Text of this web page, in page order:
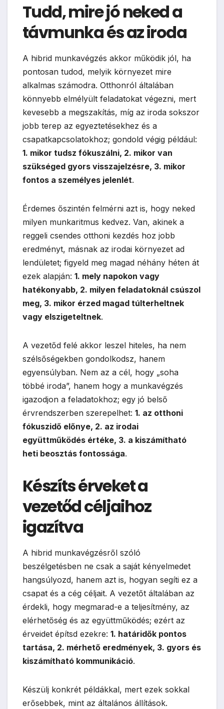
Tudd, mire jó neked a
távmunka és az iroda
A hibrid munkavégzés akkor működik jól, ha
pontosan tudod, melyik környezet mire
alkalmas számodra. Otthonról általában
könnyebb elmélyült feladatokat végezni, mert
kevesebb a megszakítás, míg az iroda sokszor
jobb terep az egyeztetésekhez és a
csapatkapcsolatokhoz; gondold végig például:
1. mikor tudsz fókuszálni, 2. mikor van
szükséged gyors visszajelzésre, 3. mikor
fontos a személyes jelenlét.
Érdemes őszintén felmérni azt is, hogy neked
milyen munkaritmus kedvez. Van, akinek a
reggeli csendes otthoni kezdés hoz jobb
eredményt, másnak az irodai környezet ad
lendületet; figyeld meg magad néhány héten át
ezek alapján: 1. mely napokon vagy
hatékonyabb, 2. milyen feladatoknál csúszol
meg, 3. mikor érzed magad túlterheltnek
vagy elszigeteltnek.
A vezetőd felé akkor leszel hiteles, ha nem
szélsőségekben gondolkodsz, hanem
egyensúlyban. Nem az a cél, hogy „soha
többé iroda”, hanem hogy a munkavégzés
igazodjon a feladatokhoz; egy jó belső
érvrendszerben szerepelhet: 1. az otthoni
fókuszidő előnye, 2. az irodai
együttműködés értéke, 3. a kiszámítható
heti beosztás fontossága.
Készíts érveket a
vezetőd céljaihoz
igazítva
A hibrid munkavégzésről szóló
beszélgetésben ne csak a saját kényelmedet
hangsúlyozd, hanem azt is, hogyan segíti ez a
csapat és a cég céljait. A vezetőt általában az
érdekli, hogy megmarad-e a teljesítmény, az
elérhetőség és az együttműködés; ezért az
érveidet építsd ezekre: 1. határidők pontos
tartása, 2. mérhető eredmények, 3. gyors és
kiszámítható kommunikáció.
Készülj konkrét példákkal, mert ezek sokkal
erősebbek, mint az általános állítások.